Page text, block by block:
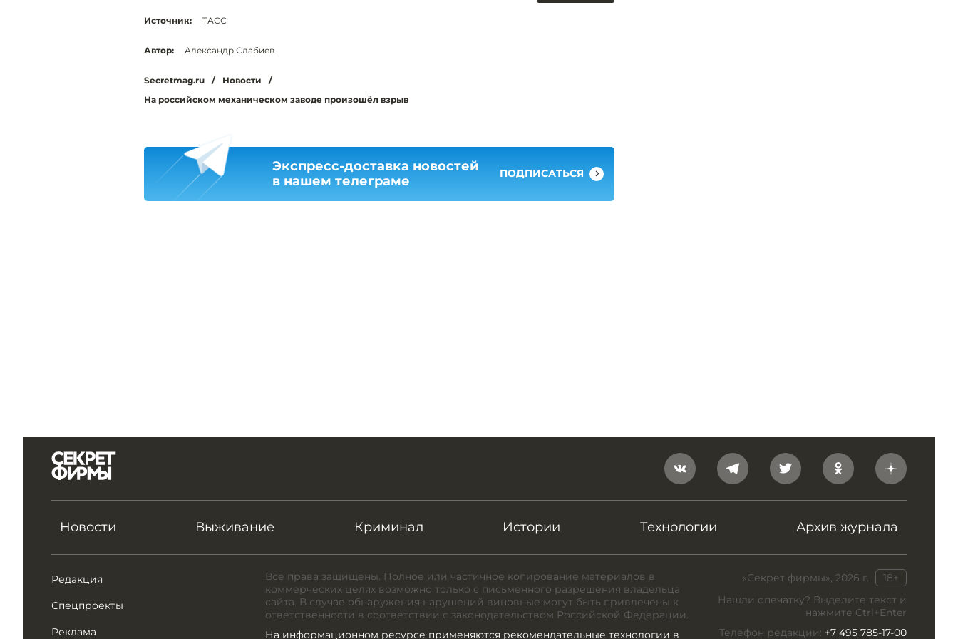
Источник: ТАСС
Автор: Александр Слабиев
Secretmag.ru / Новости
/
На российском механическом заводе произошёл взрыв
Экспресс-доставка новостей
в нашем телеграме
ПОДПИСАТЬСЯ
Новости Выживание Криминал Истории Технологии Архив журнала
Редакция
Спецпроекты
Реклама
«Секрет фирмы», 2026 г.
18+
Нашли опечатку? Выделите текст и
нажмите Ctrl+Enter
Телефон редакции: +7 495 785-17-00
Все права защищены. Полное или частичное копирование материалов в
коммерческих целях возможно только с письменного разрешения владельца
сайта. В случае обнаружения нарушений виновные могут быть привлечены к
ответственности в соответствии с законодательством Российской Федерации.
На информационном ресурсе применяются рекомендательные технологии в